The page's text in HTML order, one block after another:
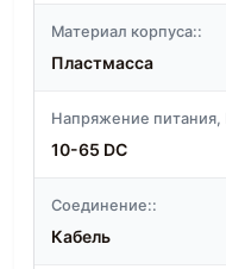
Материал корпуса::
Пластмасса
Напряжение питания,
10-65 DC
Соединение::
Кабель